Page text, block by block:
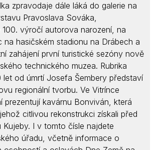
zpravodaje dále láká do galerie na
Pravoslava Sováka,
výročí autorova narození, na
na hasičském stadionu na Drábech a
zahájení první turistické sezóny nově
technického muzea. Rubrika
let od úmrtí Josefa Šembery představí
regionální tvorbu. Ve Vitrínce
prezentují kavárnu Bonviván, která
citlivou rekonstrukci získali před
Kujeby. I v tomto čísle najdete
úřadu, včetně informace o